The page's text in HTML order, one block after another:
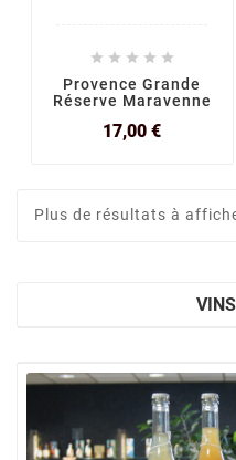
    
Provence Grande
Réserve Maravenne
17,00 €Prix
Plus de résultats à